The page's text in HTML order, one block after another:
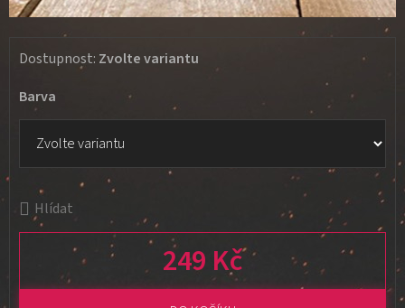
Barva
Hlídat
249 Kč
Měrná cena:
Dostupnost: Zvolte variantu